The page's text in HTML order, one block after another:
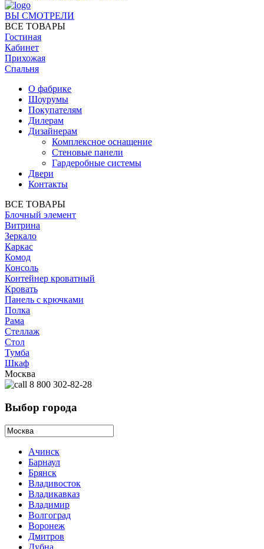
ВЫ СМОТРЕЛИ
ВСЕ ТОВАРЫ
Гостиная
Кабинет
Прихожая
Спальня
О фабрике
Шоурумы
Покупателям
Дилерам
Дизайнерам
Комплексное оснащение
Стеновые панели
Гардеробные системы
Двери
Контакты
ВСЕ ТОВАРЫ
Блочный элемент
Витрина
Зеркало
Каркас
Комод
Консоль
Контейнер кроватный
Кровать
Панель с крючками
Полка
Рама
Стеллаж
Стол
Тумба
Шкаф
Москва
8 800 302-82-28
Выбор города
Ачинск
Барнаул
Брянск
Владивосток
Владикавказ
Владимир
Волгоград
Воронеж
Дмитров